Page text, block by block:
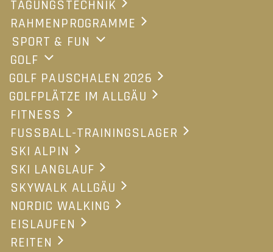
TAGUNGSTECHNIK
RAHMENPROGRAMME
SPORT & FUN
GOLF
GOLF PAUSCHALEN 2026
GOLFPLÄTZE IM ALLGÄU
FITNESS
FUSSBALL-TRAININGSLAGER
SKI ALPIN
SKI LANGLAUF
SKYWALK ALLGÄU
NORDIC WALKING
EISLAUFEN
REITEN
Montag bis Donnerstag)
Tannenhof-Inklusivleistungen
Zimmer-Auswahl
Preis / Person
DZ Residenz Komfort
DZ Komfort
DZ Alpin
ab 1.250,-
DZ Alpin Superior
DZ Superior
DZ Deluxe
DZ Suite
DZ Garten-Suite